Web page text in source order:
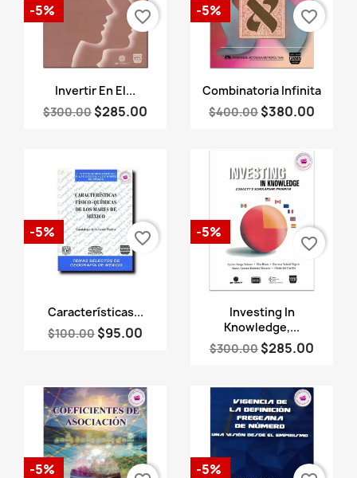
Vista rápida
Invertir En El...
$300.00 $285.00
-5% favorite_border
Vista rápida
Combinatoria Infinita
$400.00 $380.00
-5% favorite_border
Vista rápida
Características...
$100.00 $95.00
-5% favorite_border
Vista rápida
Investing In
Knowledge,...
$300.00 $285.00
-5%
favorite_border
-5% -5%